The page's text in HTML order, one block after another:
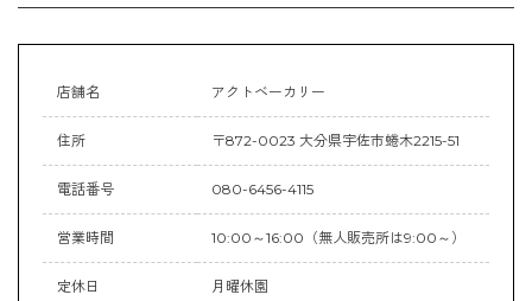
店舗名 アクトベーカリー
住所 〒872-0023 大分県宇佐市蜷木2215-51
電話番号 080-6456-4115
営業時間 10:00～16:00（無人販売所は9:00～）
定休日 月曜休園